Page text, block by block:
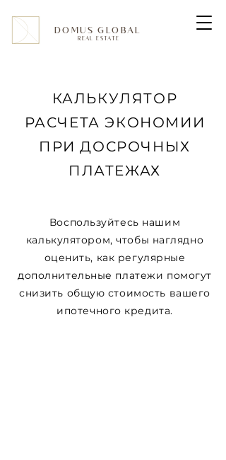
DOMUS GLOBAL
REAL ESTATE
КАЛЬКУЛЯТОР
РАСЧЕТА ЭКОНОМИИ
ПРИ ДОСРОЧНЫХ
ПЛАТЕЖАХ
Воспользуйтесь нашим
калькулятором, чтобы наглядно
оценить, как регулярные
дополнительные платежи помогут
снизить общую стоимость вашего
ипотечного кредита.